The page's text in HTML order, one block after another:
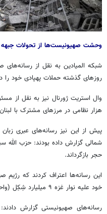
وحشت صهیونیست‌ها از تحولات جبهه
شبکه المیادین به نقل از
روزهای گذشته حملات پهپادی خود را
وال استریت
هزار نظامی در مرزهای مشترک با
پیش از این نیز رسانه‌های عبری
شمالی گزارش داده بودند: حزب الله
حجر بازگرداند.
این رسانه‌ها اعتراف کردند که رژیم
خود علیه نوار غزه ۹ میلیارد شِکِل (واحد پول رژیم صهیونیستی) هزینه می‌کند.
رسانه‌های صهیونیستی گزارش